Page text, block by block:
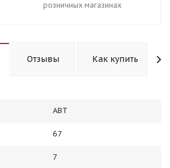
розничных магазинах
Отзывы Как купить
ABT
67
7